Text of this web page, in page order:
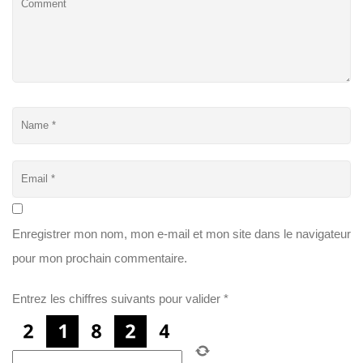
Enregistrer mon nom, mon e-mail et mon site dans le navigateur
pour mon prochain commentaire.
Entrez les chiffres suivants pour valider *